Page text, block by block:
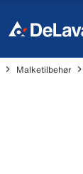
Malketilbehør